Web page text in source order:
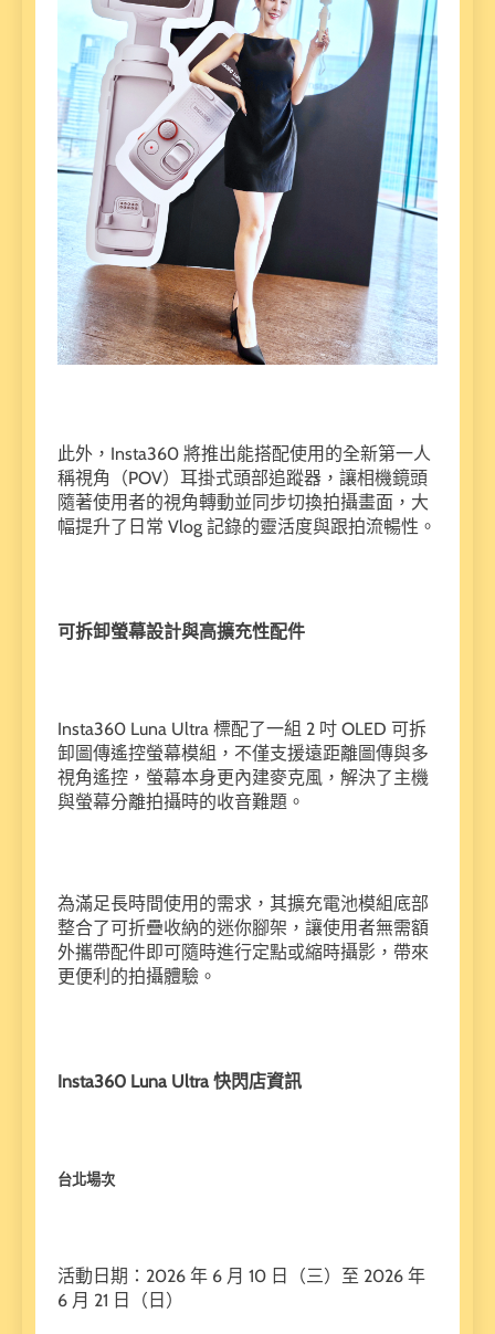
此外，Insta360 將推出能搭配使用的全新第一人
稱視角（POV）耳掛式頭部追蹤器，讓相機鏡頭
隨著使用者的視角轉動並同步切換拍攝畫面，大
幅提升了日常 Vlog 記錄的靈活度與跟拍流暢性。
可拆卸螢幕設計與高擴充性配件
Insta360 Luna Ultra 標配了一組 2 吋 OLED 可拆
卸圖傳遙控螢幕模組，不僅支援遠距離圖傳與多
視角遙控，螢幕本身更內建麥克風，解決了主機
與螢幕分離拍攝時的收音難題。
為滿足長時間使用的需求，其擴充電池模組底部
整合了可折疊收納的迷你腳架，讓使用者無需額
外攜帶配件即可隨時進行定點或縮時攝影，帶來
更便利的拍攝體驗。
Insta360 Luna Ultra 快閃店資訊
台北場次
活動日期：2026 年 6 月 10 日（三）至 2026 年
6 月 21 日（日）